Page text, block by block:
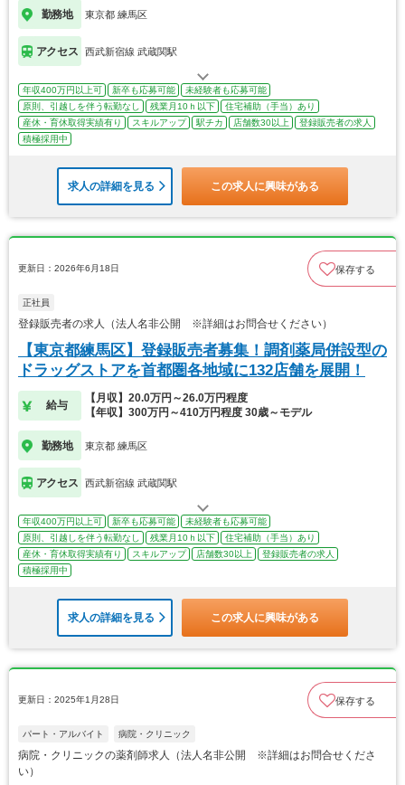
勤務地 東京都 練馬区
アクセス 西武新宿線 武蔵関駅
年収400万円以上可 新卒も応募可能
未経験者も応募可能
原則、引越しを伴う転勤なし
残業月10ｈ以下
住宅補助（手当）あり
産休・育休取得実績有り
スキルアップ 駅チカ 店舗数30以上
登録販売者の求人
積極採用中
求人の詳細を見る この求人に興味がある
更新日：2026年6月18日 保存する
正社員
登録販売者の求人（法人名非公開 ※詳細はお問合せください）
【東京都練馬区】登録販売者募集！調剤薬局併設型の
ドラッグストアを首都圏各地域に132店舗を展開！
給与
【月収】20.0万円～26.0万円程度
【年収】300万円～410万円程度 30歳～モデル
勤務地 東京都 練馬区
アクセス 西武新宿線 武蔵関駅
年収400万円以上可 新卒も応募可能
未経験者も応募可能
原則、引越しを伴う転勤なし
残業月10ｈ以下
住宅補助（手当）あり
産休・育休取得実績有り
スキルアップ 店舗数30以上
登録販売者の求人
積極採用中
求人の詳細を見る この求人に興味がある
更新日：2025年1月28日 保存する
パート・アルバイト 病院・クリニック
病院・クリニックの薬剤師求人（法人名非公開 ※詳細はお問合せくださ
い）